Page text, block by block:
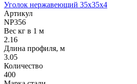
Уголок нержавеющий 35х35х4
Артикул
NP356
Вес кг в 1 м
2.16
Длина профиля, м
3.05
Количество
400